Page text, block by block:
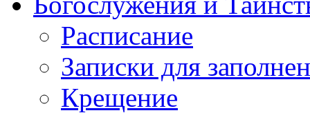
Расписание
Записки для
Крещение